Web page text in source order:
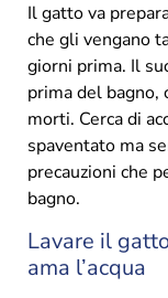
Il gatto va
che gli vengano
giorni prima. Il
prima del bagno,
morti. Cerca di
spaventato ma
precauzioni che
bagno.
Lavare il
ama l’acqua